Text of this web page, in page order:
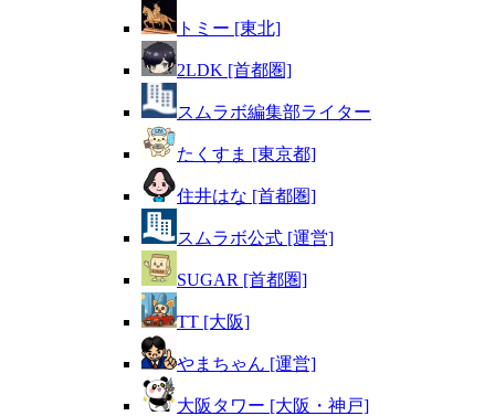
トミー [東北]
2LDK [首都圏]
スムラボ編集部ライター
たくすま [東京都]
住井はな [首都圏]
スムラボ公式 [運営]
SUGAR [首都圏]
TT [大阪]
やまちゃん [運営]
大阪タワー [大阪・神戸]